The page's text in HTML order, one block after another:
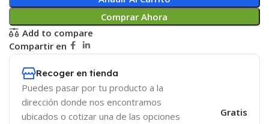
Comprar Ahora
Add to compare
Compartir en
Recoger en tienda
Puedes pasar por tu producto a la
dirección donde nos encontramos
ubicados o cotizar una de las opciones
Gratis